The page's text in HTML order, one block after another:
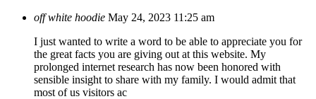
off white hoodie May 24, 2023 11:25 am
I just wanted to write a word to be able to appreciate you for
the great facts you are giving out at this website. My
prolonged internet research has now been honored with
sensible insight to share with my family. I would admit that
most of us visitors ac